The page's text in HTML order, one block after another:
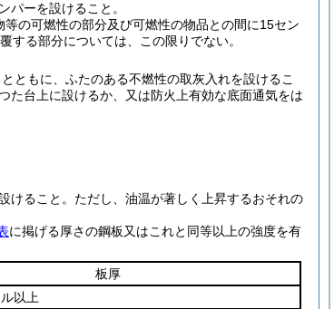
パーを設けること。
の可燃性の部分及び可燃性の物品との間に15セン
する部分については、この限りでない。
ともに、ふたのある不燃性の取灰入れを設けるこ
た台上に設けるか、又は防火上有効な底面通気をは
けること。 ただし、油温が著しく上昇するおそれの
に掲げる厚さの鋼板又はこれと同等以上の強度を有
板厚
以上